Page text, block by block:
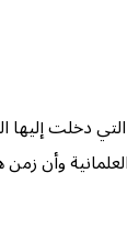
دخلت إليها
وأن